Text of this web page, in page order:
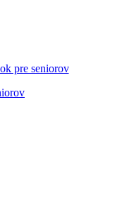
pre seniorov